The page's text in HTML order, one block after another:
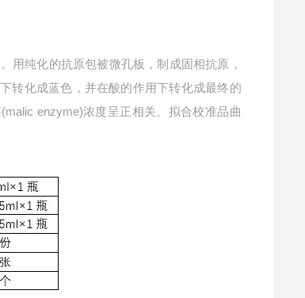
用纯化的抗原包被微孔板，制成固相抗原，
转化成蓝色，并在酸的作用下转化成最终的
enzyme)浓度呈正相关。拟合校准品曲